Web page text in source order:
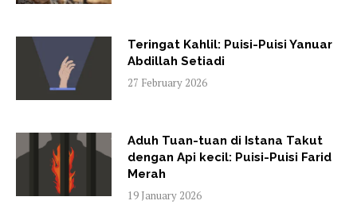
Teringat Kahlil: Puisi-Puisi Yanuar
Abdillah Setiadi
27 February 2026
Aduh Tuan-tuan di Istana Takut
dengan Api kecil: Puisi-Puisi Farid
Merah
19 January 2026